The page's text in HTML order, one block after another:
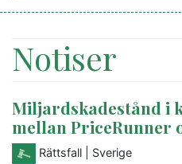
Notiser
Miljardskadestånd i
mellan PriceRunner
Rättsfall | Sverige